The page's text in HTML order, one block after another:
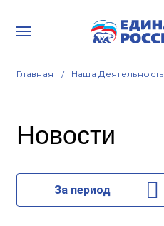
Главная Наша Деятельность
Новости
За период